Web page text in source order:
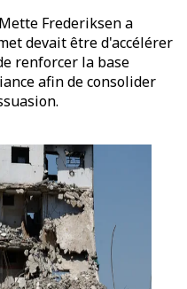
Frederiksen a
devait être d'accélérer
renforcer la base
afin de consolider